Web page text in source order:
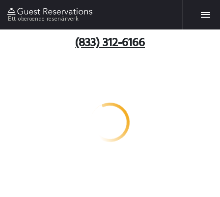
Ett oberoende resenärverk
(833) 312-6166